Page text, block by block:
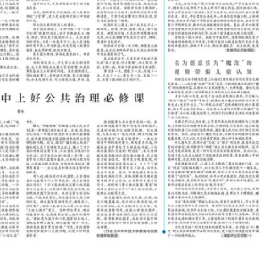
一带一路 亚太网 上市公司
天津 河北 山西
吉林 上海 江苏
安徽 福建 江西